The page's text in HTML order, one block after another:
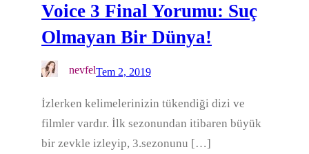
Voice 3 Final Yorumu: Suç
Olmayan Bir Dünya!
nevfelTem 2, 2019
İzlerken kelimelerinizin tükendiği dizi ve
filmler vardır. İlk sezonundan itibaren büyük
bir zevkle izleyip, 3.sezonunu […]